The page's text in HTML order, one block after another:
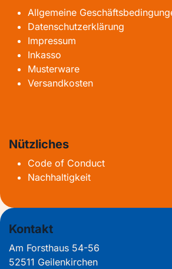
Allgemeine
Datenschutzerklärung
Impressum
Inkasso
Musterware
Versandkosten
Nützliches
Code of Conduct
Nachhaltigkeit
Kontakt
Am Forsthaus 54-56
52511 Geilenkirchen